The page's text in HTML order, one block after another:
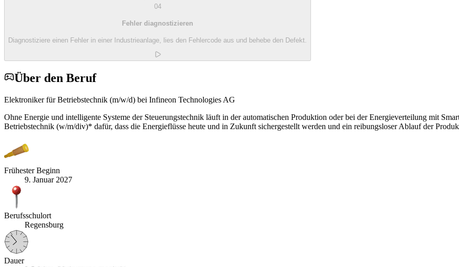
04
Fehler diagnostizieren
Diagnostiziere einen Fehler in einer Industrieanlage, lies den Fehlercode aus und behebe den Defekt.
Über den Beruf
Elektroniker für Betriebstechnik (m/w/d) bei Infineon Technologies AG
Ohne Energie und intelligente Systeme der Steuerungstechnik läuft in der automatischen Produktion oder bei der Energieverteilung mit
Betriebstechnik (w/m/div)* dafür, dass die Energieflüsse heute und in Zukunft sichergestellt werden und ein reibungsloser Ablauf der
Frühester Beginn
9. Januar 2027
Berufsschulort
Regensburg
Dauer